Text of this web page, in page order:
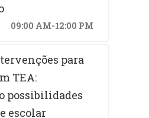
09:00 AM-12:00 PM
para
TEA:
possibilidades
escolar